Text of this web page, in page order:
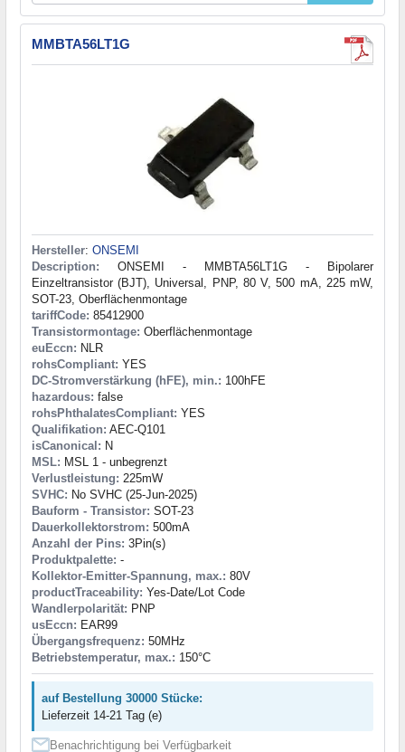
MMBTA56LT1G
Hersteller: ONSEMI
Description: ONSEMI - MMBTA56LT1G - Bipolarer
Einzeltransistor (BJT), Universal, PNP, 80 V, 500 mA, 225 mW,
SOT-23, Oberflächenmontage
tariffCode: 85412900
Transistormontage: Oberflächenmontage
euEccn: NLR
rohsCompliant: YES
DC-Stromverstärkung (hFE), min.: 100hFE
hazardous: false
rohsPhthalatesCompliant: YES
Qualifikation: AEC-Q101
isCanonical: N
MSL: MSL 1 - unbegrenzt
Verlustleistung: 225mW
SVHC: No SVHC (25-Jun-2025)
Bauform - Transistor: SOT-23
Dauerkollektorstrom: 500mA
Anzahl der Pins: 3Pin(s)
Produktpalette: -
Kollektor-Emitter-Spannung, max.: 80V
productTraceability: Yes-Date/Lot Code
Wandlerpolarität: PNP
usEccn: EAR99
Übergangsfrequenz: 50MHz
Betriebstemperatur, max.: 150°C
auf Bestellung 30000 Stücke:
Lieferzeit 14-21 Tag (e)
Benachrichtigung bei Verfügbarkeit